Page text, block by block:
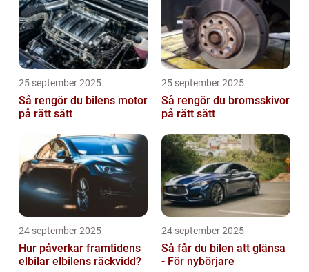
25 september 2025
Så rengör du bilens motor
på rätt sätt
25 september 2025
Så rengör du bromsskivor
på rätt sätt
24 september 2025
Hur påverkar framtidens
elbilar elbilens räckvidd?
24 september 2025
Så får du bilen att glänsa
- För nybörjare